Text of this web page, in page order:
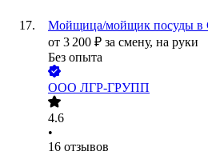
Мойщица/мойщик посуды в
от 3 200 ₽ за смену, на руки
Без опыта
ООО ЛГР-ГРУПП
4.6
•
16 отзывов